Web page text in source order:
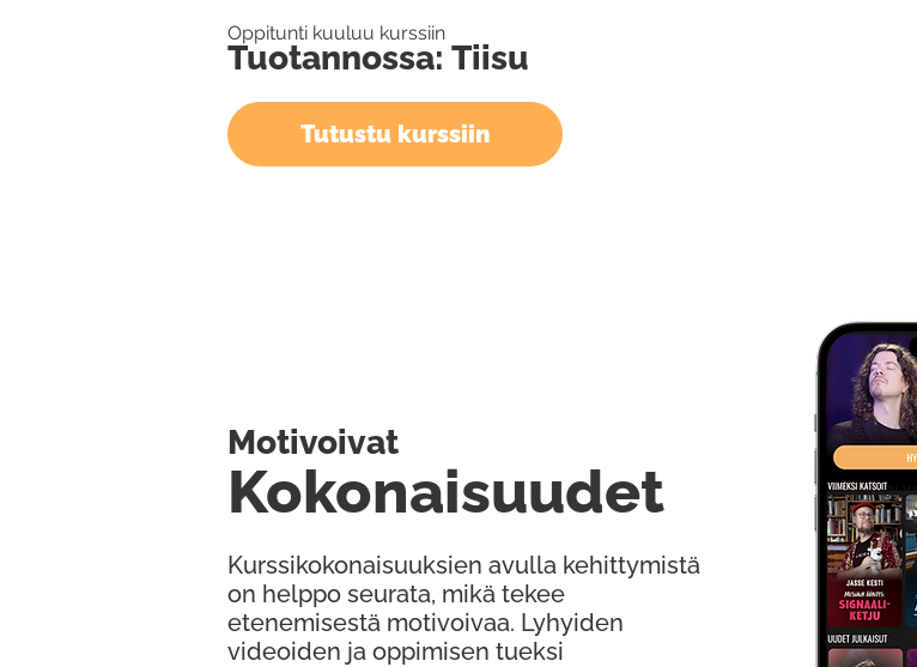
Oppitunti kuuluu kurssiin
Tuotannossa: Tiisu
Tutustu kurssiin
Kurssikokonaisuuksien avulla kehittymistä
on helppo seurata, mikä tekee
etenemisestä motivoivaa. Lyhyiden
videoiden ja oppimisen tueksi
Kokonaisuudet
Motivoivat